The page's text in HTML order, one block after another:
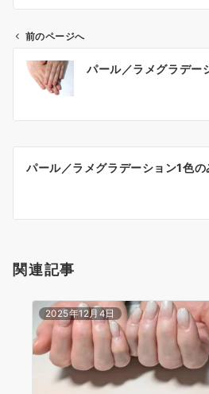
前のページへ
パール／ラメグラデー
パール／ラメグラデーション1色の
関連記事
2025年12月4日